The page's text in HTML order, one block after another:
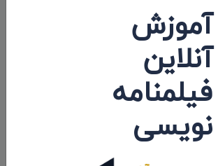
بین المللی فیلم «حفره‌ی
زندگی» در جشنواره CFF CASELLE FILM
آموزش
آنلاین
فیلمنامه
نویسی